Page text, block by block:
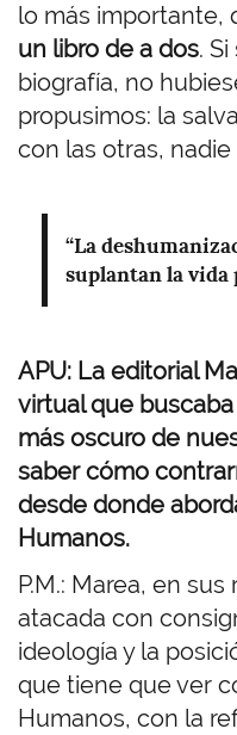
lo más importante,
un libro de a dos.
biografía, no
propusimos: la
con las otras, nadie
“La
suplantan la vida
APU: La editorial
virtual que
más oscuro de
saber cómo
desde donde
Humanos.
P.M.: Marea, en
atacada con
ideología y la
que tiene que ver
Humanos, con la